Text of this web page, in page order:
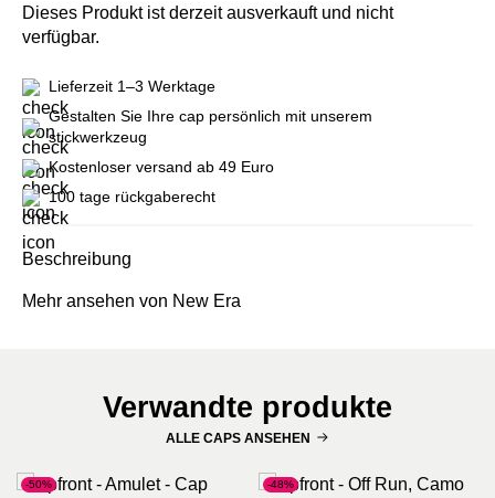
Dieses Produkt ist derzeit ausverkauft und nicht
verfügbar.
Lieferzeit 1–3 Werktage
Gestalten Sie Ihre cap persönlich mit unserem
stickwerkzeug
Kostenloser versand ab 49 Euro
100 tage rückgaberecht
Beschreibung
Mehr ansehen von New Era
Verwandte produkte
ALLE CAPS ANSEHEN
-50% -48%